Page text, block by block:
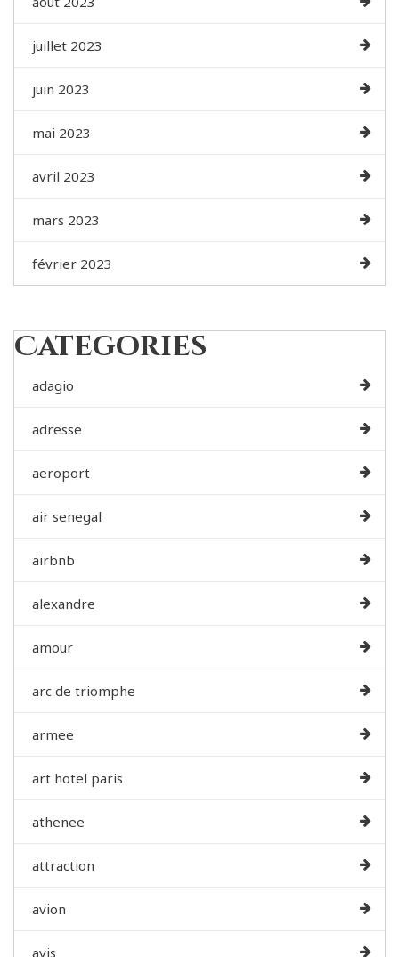
juillet 2023
juin 2023
mai 2023
avril 2023
mars 2023
février 2023
Categories
adagio
adresse
aeroport
air senegal
airbnb
alexandre
amour
arc de triomphe
armee
art hotel paris
athenee
attraction
avion
avis